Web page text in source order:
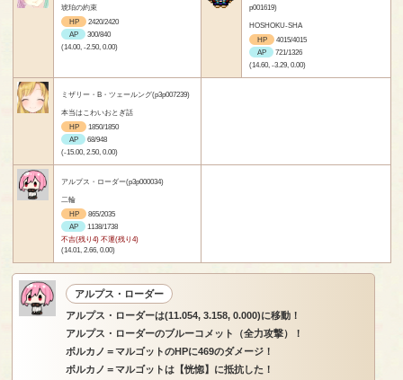
琥珀の約束
HP
2420/2420
AP
300/840
(14.00, -2.50, 0.00)
p001619)
HOSHOKU-SHA
HP
4015/4015
AP
721/1326
(14.60, -3.29, 0.00)
ミザリー・B・ツェールング(p3p007239)
本当はこわいおとぎ話
HP
1850/1850
AP
68/948
(-15.00, 2.50, 0.00)
アルプス・ローダー(p3p000034)
二輪
HP
865/2035
AP
1138/1738
不吉(残り4) 不運(残り4)
(14.01, 2.66, 0.00)
アルプス・ローダー
アルプス・ローダーは(11.054, 3.158, 0.000)に移動！
アルプス・ローダーのブルーコメット（全力攻撃）！
ボルカノ＝マルゴットのHPに469のダメージ！
ボルカノ＝マルゴットは【恍惚】に抵抗した！